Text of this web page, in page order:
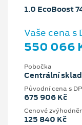
1.0 EcoBoost
Vaše cena s
550 066
Pobočka
Centrální sklad
Původní cena s
675 906 Kč
Cenové
125 840 Kč